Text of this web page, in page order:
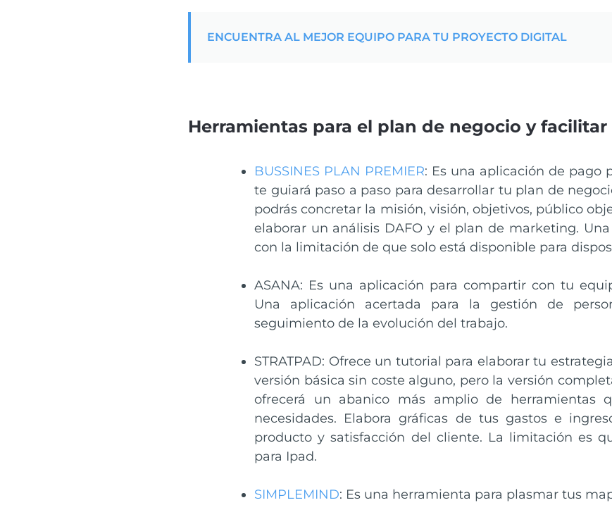
ENCUENTRA AL MEJOR EQUIPO PARA TU PROYECTO DIGITAL
Herramientas para el plan de negocio y
BUSSINES PLAN PREMIER: Es una aplicación de pago
te guiará paso a paso para desarrollar tu plan de
podrás concretar la misión, visión, objetivos, público
elaborar un análisis DAFO y el plan de marketing.
con la limitación de que solo está disponible para
ASANA: Es una aplicación para compartir con tu
Una aplicación acertada para la gestión de
seguimiento de la evolución del trabajo.
STRATPAD: Ofrece un tutorial para elaborar tu
versión básica sin coste alguno, pero la versión
ofrecerá un abanico más amplio de herramientas
necesidades. Elabora gráficas de tus gastos e
producto y satisfacción del cliente. La limitación es
para Ipad.
SIMPLEMIND: Es una herramienta para plasmar tus